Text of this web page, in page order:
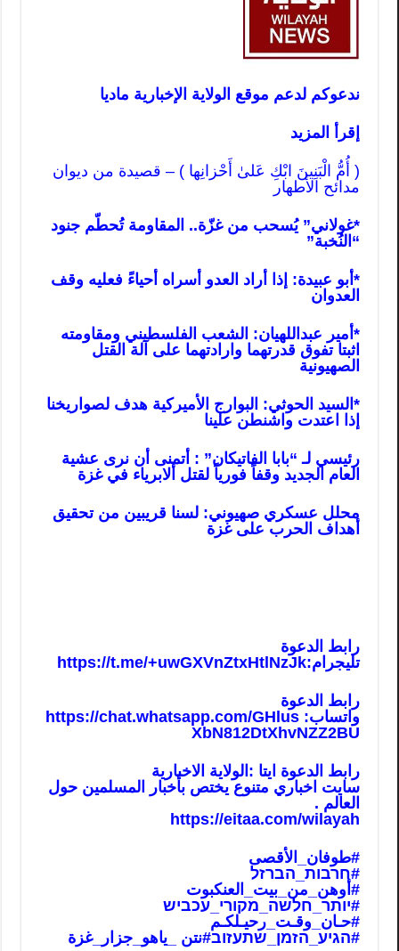
ندعوكم لدعم موقع الولاية الإخبارية ماديا
إقرأ المزيد
( أُمُّ الْبَنِينَ ابْكِ عَلىٰ أَحْزانِها ) – قصيدة من ديوان
مدائح الأطهار
*غولاني” يُسحب من غزّة.. المقاومة تُحطّم جنود
“النُخبة”
*أبو عبيدة: إذا أراد العدو أسراه أحياءً فعليه وقف
العدوان
*أمير عبداللهيان: الشعب الفلسطيني ومقاومته
اثبتا تفوق قدرتهما وارادتهما على آلة القتل
الصهيونية
* السيد الحوثي: البوارج الأميركية هدف لصواريخنا
إذا اعتدت واشنطن علينا
رئيسي لـ “بابا الفاتيكان” : أتمنى أن نرى عشية
العام الجديد وقفاً فورياً لقتل ألابرياء في غزة
محلل عسكري صهيوني: لسنا قريبين من تحقيق
أهداف الحرب على غزة
رابط الدعوة
تليجرام:https://t.me/+uwGXVnZtxHtlNzJk
رابط الدعوة
واتساب:https://chat.whatsapp.com/GHlus
XbN812DtXhvNZZ2BU
رابط الدعوة ايتا :الولاية الاخبارية
سايت اخباري متنوع يختص بأخبار المسلمين حول
العالم .
https://eitaa.com/wilayah
#طوفان_الأقصى
#חרבות_הברזל
#أوهن_من_بيت_العنكبوت
#יותר_חלשה_מקורי_עכביש
#حـان_وقـت_رحيـلكـم
#הגיע_הזמן_שתעזוב#نتن _ياهو_جزار_غزة